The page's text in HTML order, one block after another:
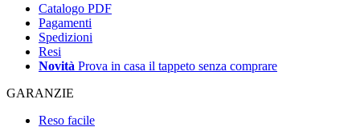
Catalogo PDF
Pagamenti
Spedizioni
Resi
Novità Prova in casa il tappeto senza comprare
GARANZIE
Reso facile